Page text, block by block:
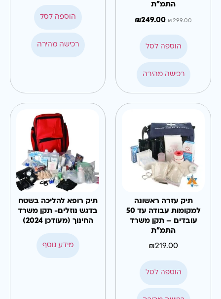
התמ"ת
₪299.00
₪249.00
הוספה לסל
רכישה מהירה
הוספה לסל
רכישה מהירה
תיק עזרה ראשונה
למקומות עבודה עד 50
עובדים – תקן משרד
התמ"ת
₪219.00
הוספה לסל
תיק רופא להליכה בשטח
בדגש נוזלים- תקן משרד
החינוך (מעודכן 2024)
מידע נוסף